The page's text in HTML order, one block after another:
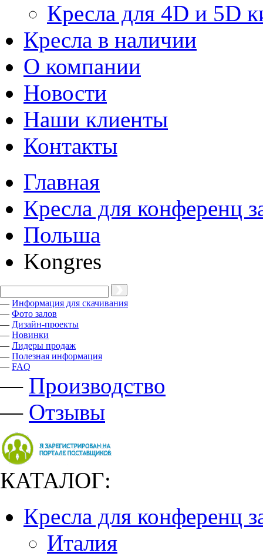
Кресла для 4D и 5D
Кресла в наличии
О компании
Новости
Наши клиенты
Контакты
Главная
Кресла для конференц
Польша
Kongres
— Информация для скачивания
— Фото залов
— Дизайн-проекты
— Новинки
— Лидеры продаж
— Полезная информация
— FAQ
— Производство
— Отзывы
КАТАЛОГ:
Кресла для конференц
Италия